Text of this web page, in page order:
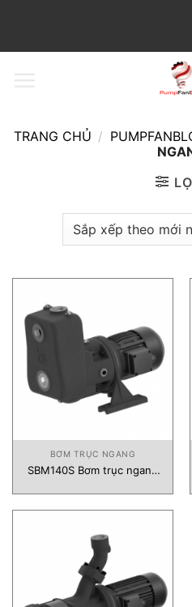
nội
TRANG CHỦ /
BƠM TRỤC NGANG
SBM140S Bơm trục ngang